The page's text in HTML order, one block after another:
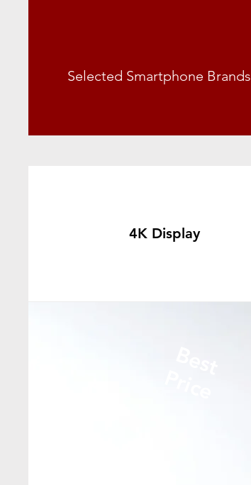
Selected Smartphone Brands
4K Display